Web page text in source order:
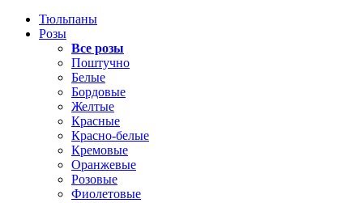
Тюльпаны
Розы
Все розы
Поштучно
Белые
Бордовые
Желтые
Красные
Красно-белые
Кремовые
Оранжевые
Розовые
Фиолетовые